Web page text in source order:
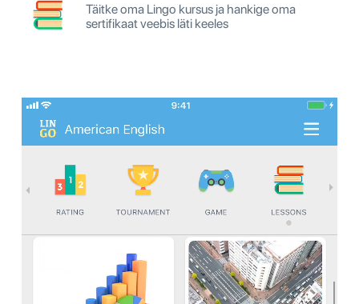
Täitke oma Lingo kursus ja hankige oma
sertifikaat veebis läti keeles